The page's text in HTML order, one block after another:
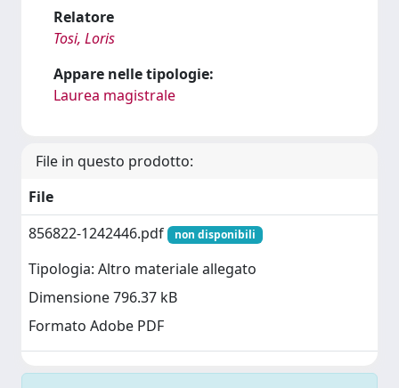
Relatore
Tosi, Loris
Appare nelle tipologie:
Laurea magistrale
File in questo prodotto:
File
856822-1242446.pdf
non disponibili
Tipologia: Altro materiale allegato
Dimensione 796.37 kB
Formato Adobe PDF